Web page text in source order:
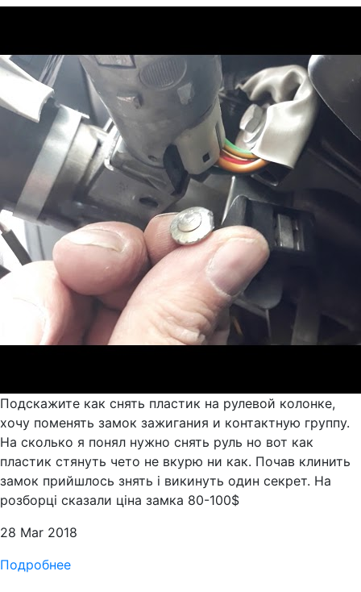
Подскажите как снять пластик на рулевой колонке,
хочу поменять замок зажигания и контактную группу.
На сколько я понял нужно снять руль но вот как
пластик стянуть чето не вкурю ни как. Почав клинить
замок прийшлось знять і викинуть один секрет. На
розборці сказали ціна замка 80-100$
28 Mar 2018
Подробнее